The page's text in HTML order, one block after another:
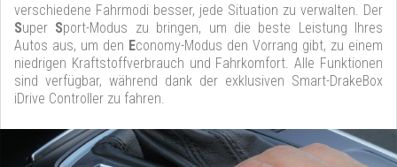
verschiedene Fahrmodi besser, jede Situation zu verwalten. Der
Super Sport-Modus zu bringen, um die beste Leistung Ihres
Autos aus, um den Economy-Modus den Vorrang gibt, zu einem
niedrigen Kraftstoffverbrauch und Fahrkomfort. Alle Funktionen
sind verfügbar, während dank der exklusiven Smart-DrakeBox
iDrive Controller zu fahren.